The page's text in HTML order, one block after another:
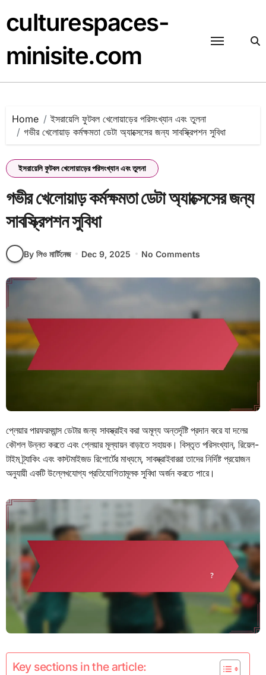
to
content
culturespaces-
minisite.com
Home
ইসরায়েলি ফুটবল খেলোয়াড়ের পরিসংখ্যান এবং তুলনা
গভীর খেলোয়াড় কর্মক্ষমতা ডেটা অ্যাক্সেসের জন্য সাবস্ক্রিপশন সুবিধা
ইসরায়েলি ফুটবল খেলোয়াড়ের পরিসংখ্যান এবং তুলনা
গভীর খেলোয়াড় কর্মক্ষমতা ডেটা অ্যাক্সেসের জন্য
সাবস্ক্রিপশন সুবিধা
By লিও মার্টিনেজ Dec 9, 2025 No Comments
প্লেয়ার পারফরম্যান্স ডেটার জন্য সাবস্ক্রাইব করা অমূল্য অন্তর্দৃষ্টি প্রদান করে যা দলের
কৌশল উন্নত করতে এবং প্লেয়ার মূল্যায়ন বাড়াতে সহায়ক। বিস্তৃত পরিসংখ্যান, রিয়েল-
টাইম ট্র্যাকিং এবং কাস্টমাইজড রিপোর্টের মাধ্যমে, সাবস্ক্রাইবাররা তাদের নির্দিষ্ট প্রয়োজন
অনুযায়ী একটি উল্লেখযোগ্য প্রতিযোগিতামূলক সুবিধা অর্জন করতে পারে।
Key sections in the article: